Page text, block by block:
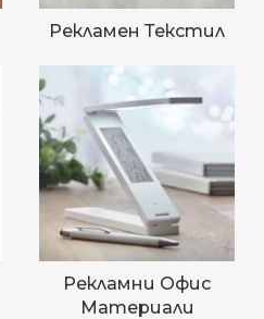
Рекламен Текстил
Рекламни Офис
Материали